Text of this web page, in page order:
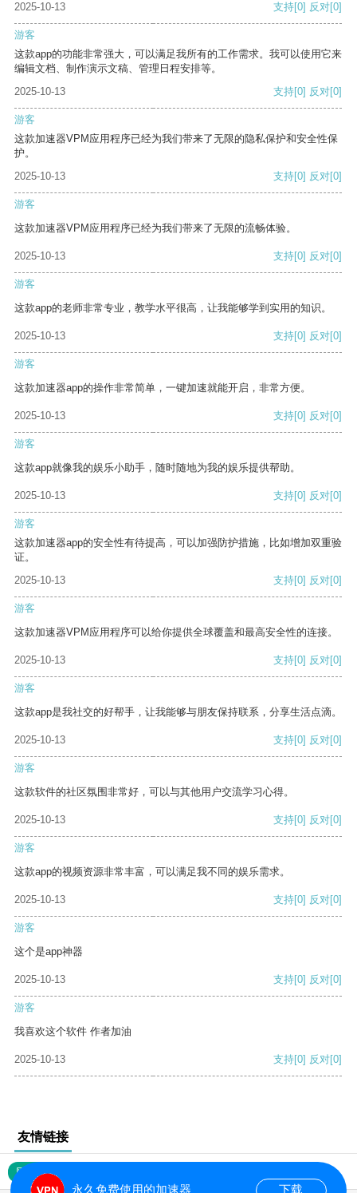
2025-10-13 支持[0] 反对[0]
游客
这款app的功能非常强大，可以满足我所有的工作需求。我可以使用它来
编辑文档、制作演示文稿、管理日程安排等。
2025-10-13
支持[0] 反对[0]
游客
这款加速器VPM应用程序已经为我们带来了无限的隐私保护和安全性保
护。
2025-10-13
支持[0] 反对[0]
游客
这款加速器VPM应用程序已经为我们带来了无限的流畅体验。
2025-10-13 支持[0] 反对[0]
游客
这款app的老师非常专业，教学水平很高，让我能够学到实用的知识。
2025-10-13 支持[0] 反对[0]
游客
这款加速器app的操作非常简单，一键加速就能开启，非常方便。
2025-10-13 支持[0] 反对[0]
游客
这款app就像我的娱乐小助手，随时随地为我的娱乐提供帮助。
2025-10-13 支持[0] 反对[0]
游客
这款加速器app的安全性有待提高，可以加强防护措施，比如增加双重验
证。
2025-10-13
支持[0] 反对[0]
游客
这款加速器VPM应用程序可以给你提供全球覆盖和最高安全性的连接。
2025-10-13 支持[0] 反对[0]
游客
这款app是我社交的好帮手，让我能够与朋友保持联系，分享生活点滴。
2025-10-13 支持[0] 反对[0]
游客
这款软件的社区氛围非常好，可以与其他用户交流学习心得。
2025-10-13 支持[0] 反对[0]
游客
这款app的视频资源非常丰富，可以满足我不同的娱乐需求。
2025-10-13 支持[0] 反对[0]
游客
这个是app神器
2025-10-13 支持[0] 反对[0]
游客
我喜欢这个软件 作者加油
2025-10-13 支持[0] 反对[0]
友情链接
网站地图
永久免费使用的加速器 下载